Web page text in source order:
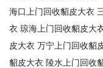
海口上门回收貂皮大衣
衣 琼海上门回收貂皮大
皮大衣 万宁上门回收貂
貂皮大衣 陵水上门回收